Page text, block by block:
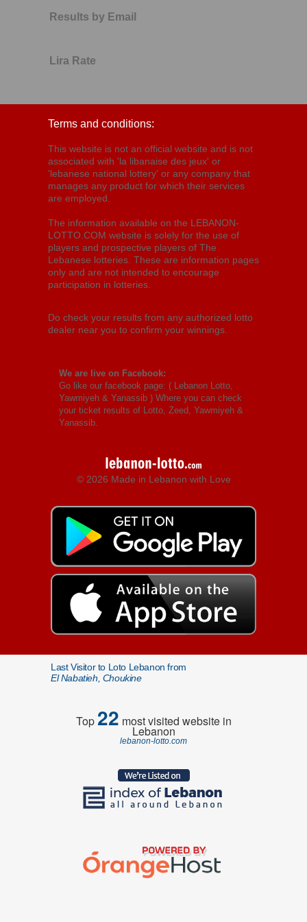
Results by Email
Lira Rate
Terms and conditions:
This website is not an official website and is not
associated with 'la libanaise des jeux' or
'lebanese national lottery' or any company that
manages any product for which their services
are employed.
The information available on the LEBANON-
LOTTO.COM website is solely for the use of
players and prospective players of The
Lebanese lotteries. These are information pages
only and are not intended to encourage
participation in lotteries.
Do check your results from any authorized lotto
dealer near you to confirm your winnings.
We are live on Facebook:
Go like our facebook page: ( Lebanon Lotto,
Yawmiyeh & Yanassib ) Where you can check
your ticket results of Lotto, Zeed, Yawmiyeh &
Yanassib.
© 2026 Made in Lebanon with Love
Last Visitor to Loto Lebanon from
El Nabatieh, Choukine
Top22 most visited website in
Lebanon
lebanon-lotto.com